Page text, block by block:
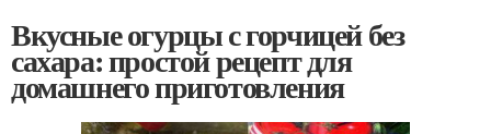
Вкусные огурцы с горчицей без
сахара: простой рецепт для
домашнего приготовления